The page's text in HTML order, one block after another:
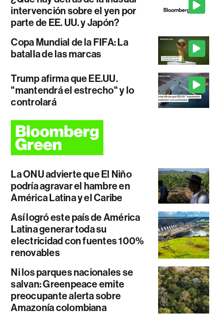
intervención sobre el yen por
parte de EE. UU. y Japón?
Copa Mundial de la FIFA: La
batalla de las marcas
Trump afirma que EE.UU.
"mantendrá el estrecho" y lo
controlará
La ONU advierte que El Niño
podría agravar el hambre en
América Latina y el Caribe
Así logró este país de América
Latina generar toda su
electricidad con fuentes 100%
renovables
Ni los parques nacionales se
salvan: Greenpeace emite
preocupante alerta sobre
Amazonía colombiana